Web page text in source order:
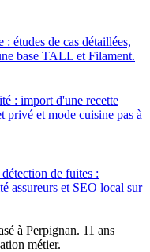
études de cas détaillées,
base TALL et Filament.
: import d'une recette
privé et mode cuisine pas à
de fuites :
assureurs et SEO local sur
à Perpignan. 11 ans
métier.